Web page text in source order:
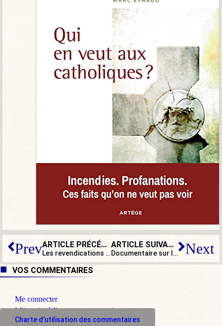
Prev ARTICLE PRÉCÉDENT
Les revendications sociétales, un coût pour le contribuable
ARTICLE SUIVANT
Documentaire sur les « violences policières » : Next
VOS COMMENTAIRES
Me connecter
M'inscrire à l'espace commentaire
Charte d'utilisation des commentaires